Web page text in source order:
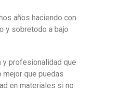
años haciendo con
y sobretodo a bajo
y profesionalidad que
que puedas
en materiales si no